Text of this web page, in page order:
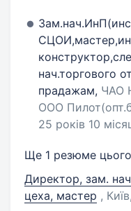
нач.торгового
прадажам, ЧАО
ООО
25 років 10
Ще 1 резюме
Директор, зам.
цеха, мастер , Київ